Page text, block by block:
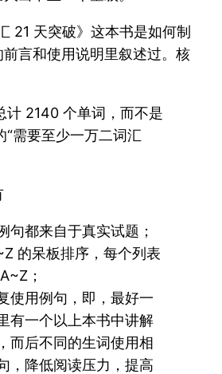
21 天突破》这本书是如何制
言和使用说明里叙述过。核
计 2140 个单词，而不是
“需要至少一万二词汇
句都来自于真实试题；
的呆板排序，每个列表
；
使用例句，即，最好一
有一个以上本书中讲解
而后不同的生词使用相
，降低阅读压力，提高